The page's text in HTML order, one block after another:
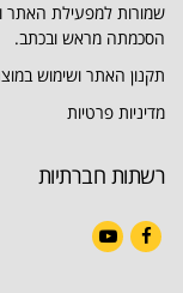
שמורות למפעילת האתר
הסכמתה מראש ובכתב.
תקנון האתר ושימוש
מדיניות פרטיות
רשתות חברתיות